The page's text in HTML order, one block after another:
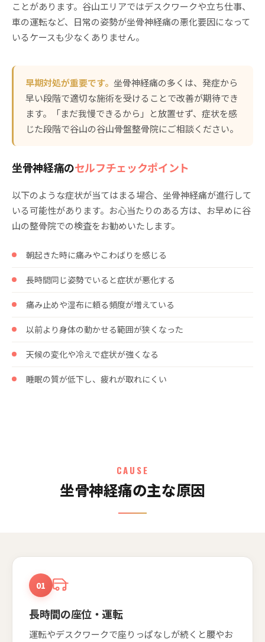
ことがあります。谷山エリアではデスクワークや立ち仕事、
車の運転など、日常の姿勢が坐骨神経痛の悪化要因になって
いるケースも少なくありません。
早期対処が重要です。 坐骨神経痛の多くは、発症から
早い段階で適切な施術を受けることで改善が期待でき
ます。「まだ我慢できるから」と放置せず、症状を感
じた段階で谷山の谷山骨盤整骨院にご相談ください。
坐骨神経痛のセルフチェックポイント
以下のような症状が当てはまる場合、坐骨神経痛が進行して
いる可能性があります。お心当たりのある方は、お早めに谷
山の整骨院での検査をお勧めいたします。
朝起きた時に痛みやこわばりを感じる
長時間同じ姿勢でいると症状が悪化する
痛み止めや湿布に頼る頻度が増えている
以前より身体の動かせる範囲が狭くなった
天候の変化や冷えで症状が強くなる
睡眠の質が低下し、疲れが取れにくい
CAUSE
坐骨神経痛の主な原因
01
長時間の座位・運転
運転やデスクワークで座りっぱなしが続くと腰やお